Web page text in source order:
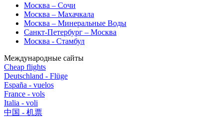
Москва – Сочи
Москва – Махачкала
Москва – Минеральные Воды
Санкт-Петербург – Москва
Москва - Стамбул
Международные сайты
Cheap flights
Deutschland - Flüge
España - vuelos
France - vols
Italia - voli
中国 - 机票